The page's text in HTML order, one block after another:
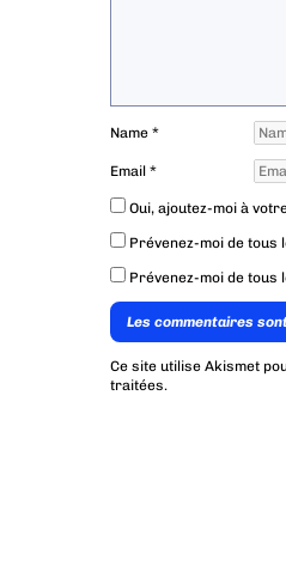
Name *
Email *
Oui, ajoutez-moi à
Prévenez-moi de tous
Prévenez-moi de tous
Les commentaires
Ce site utilise Akismet
traitées.